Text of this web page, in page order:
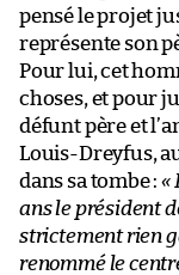
pensé le projet
représente son
Pour lui, cet
choses, et pour
défunt père et
Louis-Dreyfus,
dans sa tombe :«
ans le président
strictement rien
renommé le